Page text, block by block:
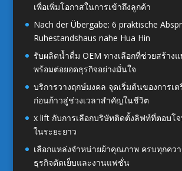
เพื่อเพิ่มโอกาสในการเข้าถึงลูกค้า
Nach der Übergabe: 6 praktische
Ruhestandshaus nahe Hua Hin
รับผลิตน้ำดื่ม OEM ทางเลือกที่ช่วยสร้าง
พร้อมต่อยอดธุรกิจอย่างมั่นใจ
บริการวางฤกษ์มงคล จุดเริ่มต้นของการเ
ก่อนก้าวสู่ช่วงเวลาสำคัญในชีวิต
x lift กับการเลือกบริษัทติดตั้งลิฟท์ที่ตอบโ
ในระยะยาว
เลือกแหล่งจำหน่ายผ้าคุณภาพ ครบทุกคว
ธุรกิจตัดเย็บและงานแฟชั่น